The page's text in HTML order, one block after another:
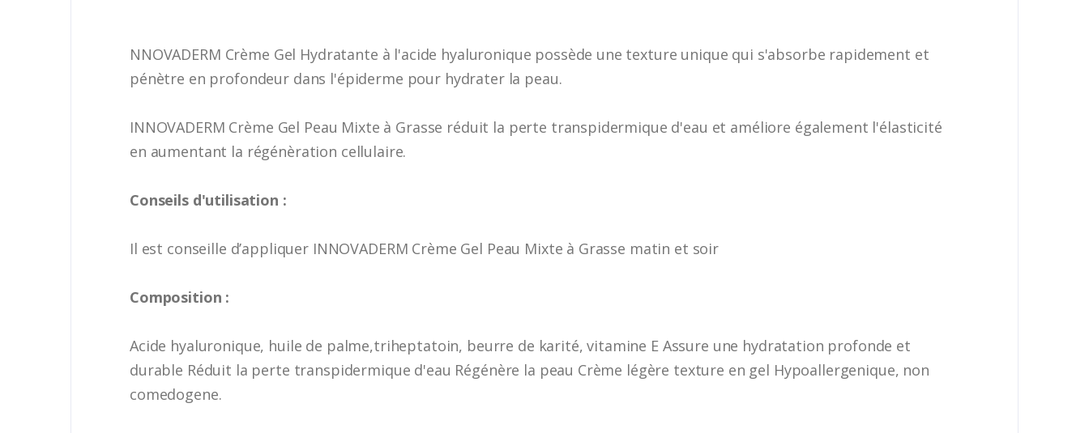
NNOVADERM Crème Gel Hydratante à l'acide hyaluronique possède une texture unique qui s'absorbe rapidement et
pénètre en profondeur dans l'épiderme pour hydrater la peau.
INNOVADERM Crème Gel Peau Mixte à Grasse réduit la perte transpidermique d'eau et améliore également l'élasticité
en aumentant la régénèration cellulaire.
Conseils d'utilisation :
Il est conseille d’appliquer INNOVADERM Crème Gel Peau Mixte à Grasse matin et soir
Composition :
Acide hyaluronique, huile de palme,triheptatoin, beurre de karité, vitamine E Assure une hydratation profonde et
durable Réduit la perte transpidermique d'eau Régénère la peau Crème légère texture en gel Hypoallergenique, non
comedogene.